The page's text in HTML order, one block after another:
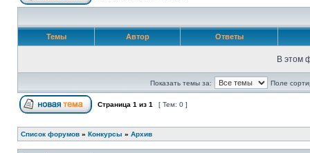
Темы Автор Ответы
В этом
Показать темы за: Поле
Страница 1 из 1 [ Тем: 0 ]
Список форумов » Конкурсы » Архив